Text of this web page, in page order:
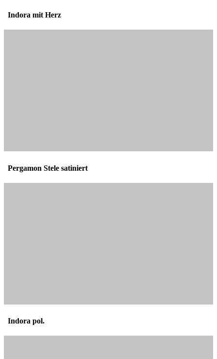
Indora mit Herz
Pergamon Stele satiniert
Indora pol.